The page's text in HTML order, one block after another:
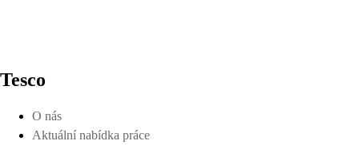
Tesco
O nás
Aktuální nabídka práce